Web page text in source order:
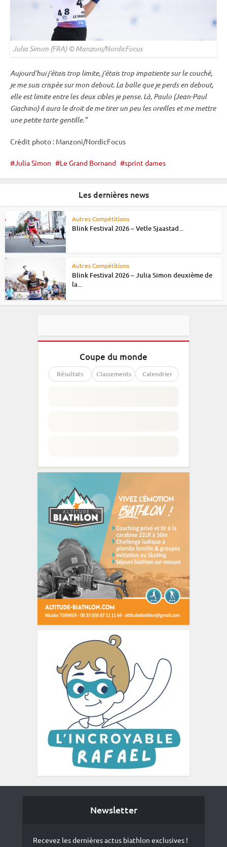
Julia Simon (FRA) © Manzoni/NordicFocus
Aujourd’hui j’étais trop limite, j’étais trop impatiente sur lecouché,
je me suis crispée sur mon debout. La balle que je perds en debout,
elle est limite entre les deux cibles je pense. Là, Paulo (Jean-Paul
Giachino) il aura le droit de me tirer un peu les oreilles et me mettre
une petite tarte gentille.”
Crédit photo : Manzoni/NordicFocus
Julia Simon Le Grand Bornand sprint dames
Les dernières news
Autres Compétitions
Blink Festival 2026 – Vetle Sjaastad...
Autres Compétitions
Blink Festival 2026 – Julia Simon deuxième de
la...
Coupe du monde
Résultats Classements Calendrier
Newsletter
Recevez les dernières actus biathlon exclusives !